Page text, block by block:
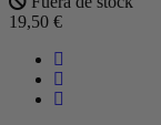
19,50 €